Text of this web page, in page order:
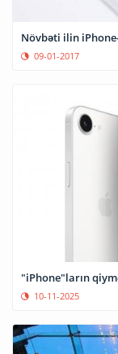
Növbəti ilin
09-01-2017
"iPhone"ların
10-11-2025